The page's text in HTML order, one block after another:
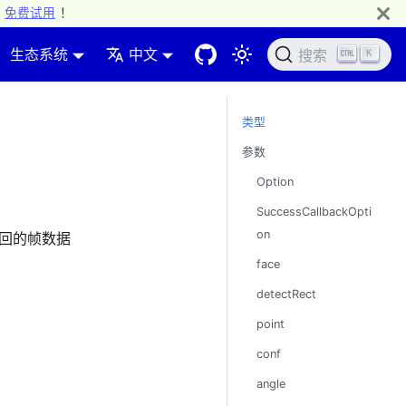
免费试用 ！
生态系统 中文 搜索 K
的帧数据
类型
参数
Option
SuccessCallbackOpti
on
face
detectRect
point
conf
angle